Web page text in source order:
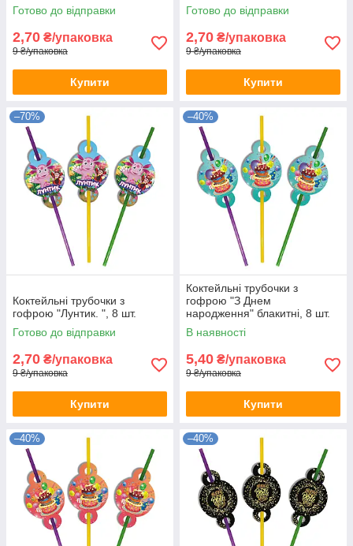
Готово до відправки
2,70 ₴/упаковка
9 ₴/упаковка
Купити
Готово до відправки
2,70 ₴/упаковка
9 ₴/упаковка
Купити
–70%
Коктейльні трубочки з
гофрою "Лyнтик. ", 8 шт.
Готово до відправки
2,70 ₴/упаковка
9 ₴/упаковка
Купити
–40%
Коктейльні трубочки з
гофрою "З Днем
народження" блакитні, 8 шт.
В наявності
5,40 ₴/упаковка
9 ₴/упаковка
Купити
–40% –40%